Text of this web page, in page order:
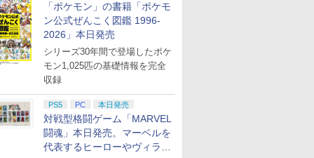
「ポケモン」の書籍「ポケモ
ン公式ぜんこく図鑑 1996-
2026」本日発売
シリーズ30年間で登場したポケ
モン1,025匹の基礎情報を完全
収録
PS5 PC 本日発売
対戦型格闘ゲーム「MARVEL
闘魂」本日発売。マーベルを
代表するヒーローやヴィラン